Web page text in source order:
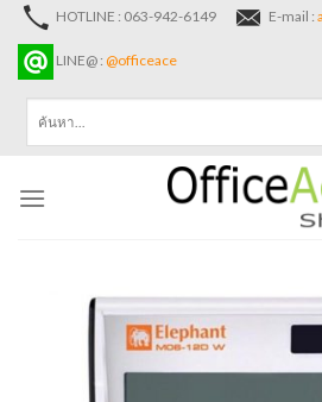
Skip
content
HOTLINE : 063-942-6149 E-mail :
LINE@ : @officeace